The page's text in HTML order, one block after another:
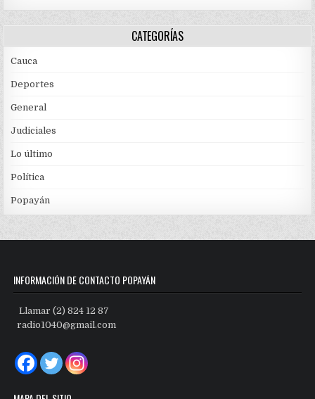
CATEGORÍAS
Cauca
Deportes
General
Judiciales
Lo último
Política
Popayán
INFORMACIÓN DE CONTACTO POPAYÁN
Llamar (2) 824 12 87
radio1040@gmail.com